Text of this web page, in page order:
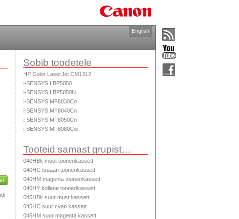
English
Sobib toodetele
HP Color LaserJet CM1312
i-SENSYS LBP5050
i-SENSYS LBP5050N
i-SENSYS MF8030Cn
i-SENSYS MF8040Cn
i-SENSYS MF8050Cn
i-SENSYS MF8080Cw
Tooteid samast grupist…
040HBk must toonerikassett
040HC tsüaan toonerikassett
040HM magenta toonerikassett
040HY kollane toonerikassett
045HBk suur must kassett
045HC suur cyan kassett
045HM suur magenta kassett